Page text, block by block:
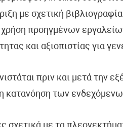
με σχετική
χρήση προηγμένων
και αξιοπιστίας για
πριν και μετά την
κατανόηση των